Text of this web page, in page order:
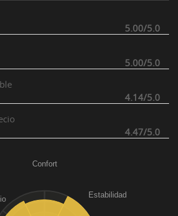
5.00/5.0
5.00/5.0
4.14/5.0
4.47/5.0
Confort
Estabilidad